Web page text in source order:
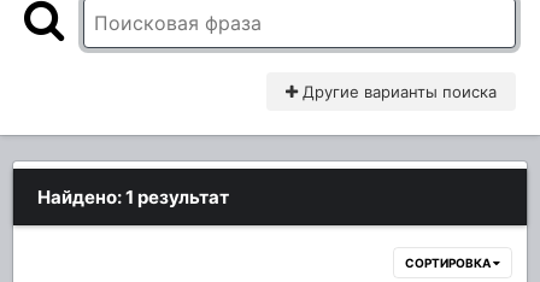
Другие варианты поиска
Найдено: 1 результат
СОРТИРОВКА